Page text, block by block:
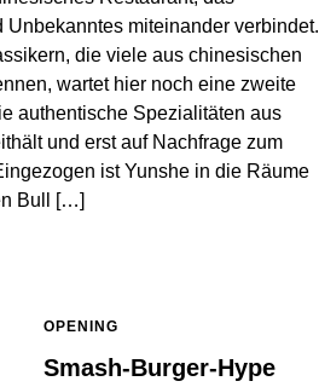
Unbekanntes miteinander verbindet.
die viele aus chinesischen
wartet hier noch eine zweite
authentische Spezialitäten aus
und erst auf Nachfrage zum
ist Yunshe in die Räume
Bull […]
OPENING
Smash-Burger-Hype